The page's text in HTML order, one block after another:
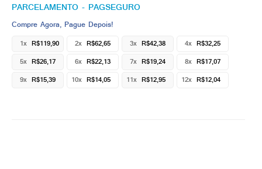
PARCELAMENTO - PAGSEGURO
Compre Agora, Pague Depois!
1x R$119,90 2x R$62,65 3x R$42,38 4x R$32,25
5x R$26,17 6x R$22,13 7x R$19,24 8x R$17,07
9x R$15,39 10x R$14,05 11x R$12,95 12x R$12,04